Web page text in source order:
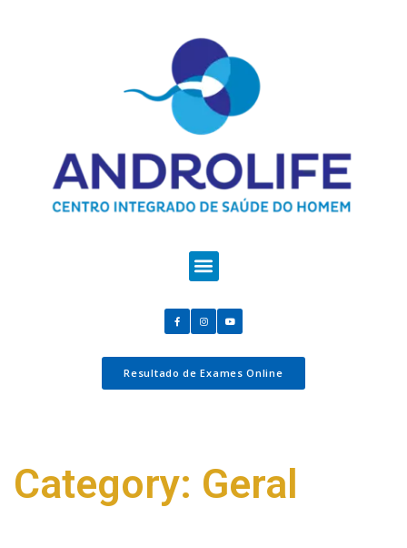
Resultado de Exames Online
Category: Geral